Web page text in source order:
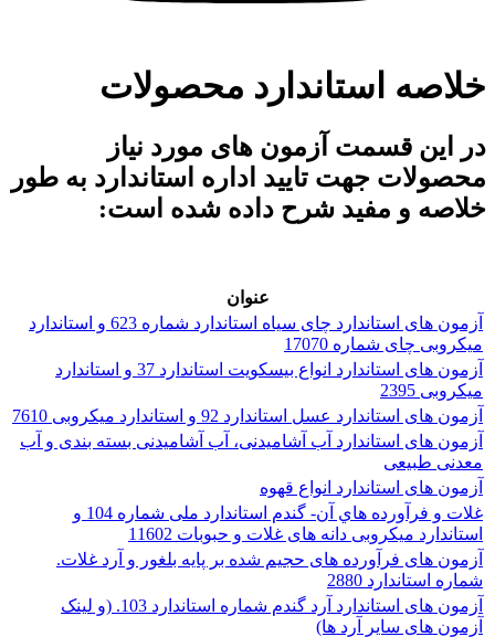
خلاصه استاندارد محصولات
در این قسمت آزمون های مورد نیاز
محصولات جهت تایید اداره استاندارد به طور
خلاصه و مفید شرح داده شده است:
عنوان
آزمون های استاندارد چای سیاه استاندارد شماره 623 و استاندارد
میکروبی چای شماره 17070
آزمون های استاندارد انواع بیسکویت استاندارد 37 و استاندارد
میکروبی 2395
آزمون های استاندارد عسل استاندارد 92 و استاندارد میکروبی 7610
آزمون های استاندارد آب آشامیدنی، آب آشامیدنی بسته بندی و آب
معدنی طبیعی
آزمون های استاندارد انواع قهوه
غلات و فرآورده هاي آن- گندم استاندارد ملی شماره 104 و
استاندارد میکروبی دانه های غلات و حبوبات 11602
آزمون های فرآورده های حجیم شده بر پایه بلغور و آرد غلات.
شماره استاندارد 2880
آزمون های استاندارد آرد گندم شماره استاندارد 103. (و لینک
آزمون های سایر آرد ها)